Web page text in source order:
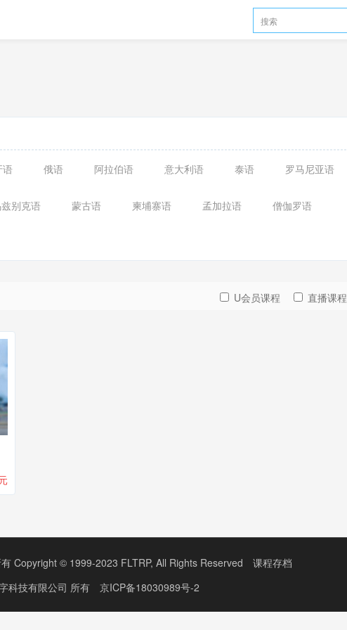
语 俄语 阿拉伯语 意大利语 泰语 罗马尼亚语
别克语 蒙古语 柬埔寨语 孟加拉语 僧伽罗语
U会员课程 直播课程
Copyright © 1999-2023 FLTRP, All Rights Reserved
课程存档
科技有限公司 所有 京ICP备18030989号-2